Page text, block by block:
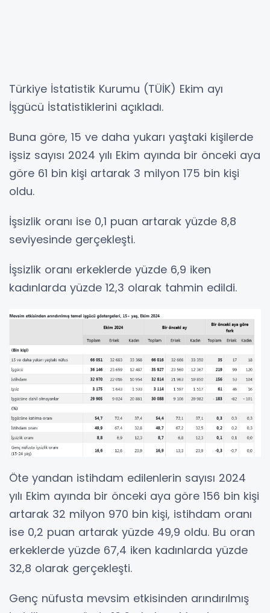
Türkiye İstatistik Kurumu (TÜİK) Ekim ayı
İşgücü İstatistiklerini açıkladı.
Buna göre, 15 ve daha yukarı yaştaki kişilerde
işsiz sayısı 2024 yılı Ekim ayında bir önceki aya
göre 61 bin kişi artarak 3 milyon 175 bin kişi
oldu.
İşsizlik oranı ise 0,1 puan artarak yüzde 8,8
seviyesinde gerçekleşti.
İşsizlik oranı erkeklerde yüzde 6,9 iken
kadınlarda yüzde 12,3 olarak tahmin edildi.
Öte yandan istihdam edilenlerin sayısı 2024
yılı Ekim ayında bir önceki aya göre 156 bin kişi
artarak 32 milyon 970 bin kişi, istihdam oranı
ise 0,2 puan artarak yüzde 49,9 oldu. Bu oran
erkeklerde yüzde 67,4 iken kadınlarda yüzde
32,8 olarak gerçekleşti.
Genç nüfusta mevsim etkisinden arındırılmış